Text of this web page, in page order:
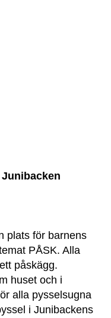
plats för barnens
PÅSK. Alla
påskägg.
huset och i
alla pysselsugna
i Junibackens